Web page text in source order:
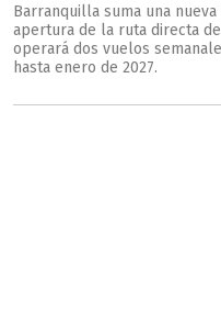
Barranquilla suma una
apertura de la ruta directa
operará dos vuelos
hasta enero de 2027.